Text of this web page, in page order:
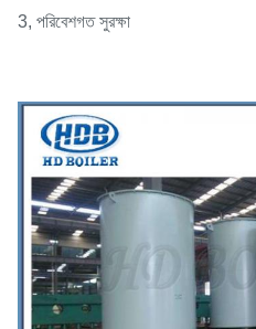
3, পরিবেশগত সুরক্ষা